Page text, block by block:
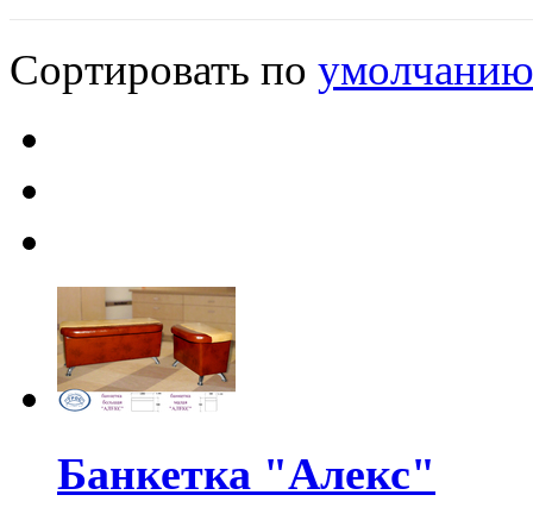
Сортировать по умолчанию
Банкетка "Алекс"